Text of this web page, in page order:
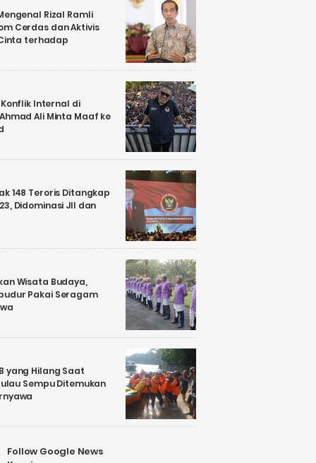
Rizal Ramli
Cerdas dan Aktivis
terhadap
Internal di
Ali Minta Maaf ke
148 Teroris Ditangkap
Didominasi JII dan
Wisata Budaya,
Pakai Seragam
yang Hilang Saat
Sempu Ditemukan
Follow Google News